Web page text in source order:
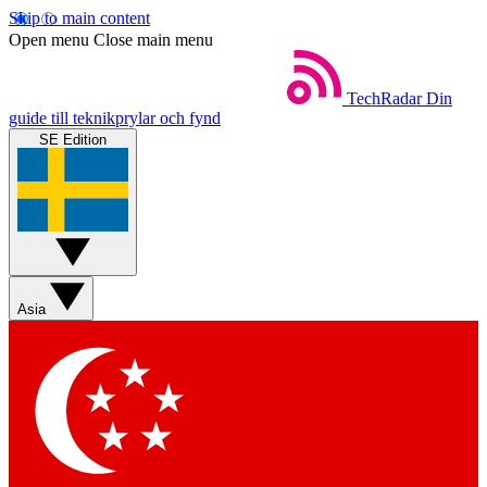
Skip to main content
Open menu Close main menu
TechRadar Din
guide till teknikprylar och fynd
SE Edition
Asia